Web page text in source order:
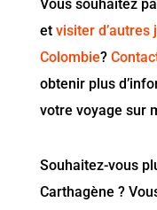
Vous souhaitez
et visiter d’autres
Colombie?
obtenir plus
votre voyage sur
Souhaitez-vous
Carthagène ?